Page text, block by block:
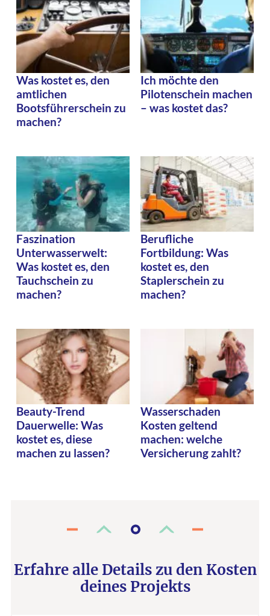
Was kostet es, den
amtlichen
Bootsführerschein zu
machen?
Ich möchte den
Pilotenschein machen
– was kostet das?
Faszination
Unterwasserwelt:
Was kostet es, den
Tauchschein zu
machen?
Berufliche
Fortbildung: Was
kostet es, den
Staplerschein zu
machen?
Beauty-Trend
Dauerwelle: Was
kostet es, diese
machen zu lassen?
Wasserschaden
Kosten geltend
machen: welche
Versicherung zahlt?
Erfahre alle Details zu den Kosten
deines Projekts